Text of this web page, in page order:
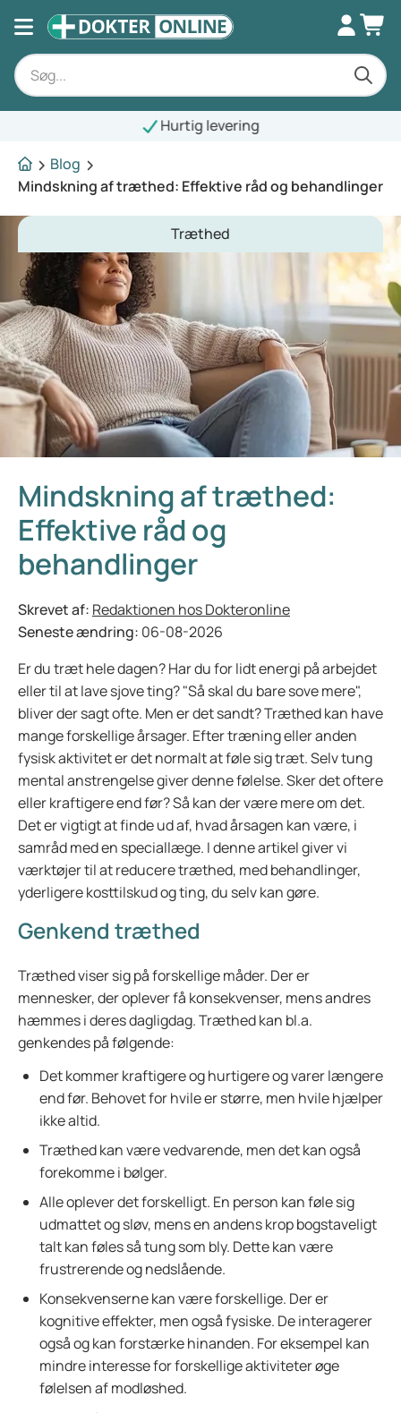
Blog
Mindskning af træthed: Effektive råd og behandlinger
Træthed
Mindskning af træthed:
Effektive råd og
behandlinger
Skrevet af: Redaktionen hos Dokteronline
Seneste ændring: 06-08-2026
Er du træt hele dagen? Har du for lidt energi på arbejdet
eller til at lave sjove ting? "Så skal du bare sove mere",
bliver der sagt ofte. Men er det sandt? Træthed kan have
mange forskellige årsager. Efter træning eller anden
fysisk aktivitet er det normalt at føle sig træt. Selv tung
mental anstrengelse giver denne følelse. Sker det oftere
eller kraftigere end før? Så kan der være mere om det.
Det er vigtigt at finde ud af, hvad årsagen kan være, i
samråd med en speciallæge. I denne artikel giver vi
værktøjer til at reducere træthed, med behandlinger,
yderligere kosttilskud og ting, du selv kan gøre.
Genkend træthed
Træthed viser sig på forskellige måder. Der er
mennesker, der oplever få konsekvenser, mens andres
hæmmes i deres dagligdag. Træthed kan bl.a.
genkendes på følgende:
Det kommer kraftigere og hurtigere og varer længere
end før. Behovet for hvile er større, men hvile hjælper
ikke altid.
Træthed kan være vedvarende, men det kan også
forekomme i bølger.
Alle oplever det forskelligt. En person kan føle sig
udmattet og sløv, mens en andens krop bogstaveligt
talt kan føles så tung som bly. Dette kan være
frustrerende og nedslående.
Konsekvenserne kan være forskellige. Der er
kognitive effekter, men også fysiske. De interagerer
også og kan forstærke hinanden. For eksempel kan
mindre interesse for forskellige aktiviteter øge
følelsen af modløshed.